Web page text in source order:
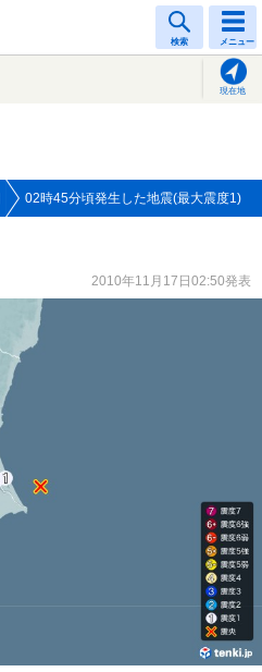
検索 メニュー
現在地
02時45分頃発生した地震(最大震度1)
2010年11月17日02:50発表